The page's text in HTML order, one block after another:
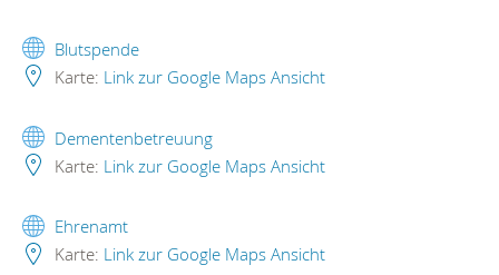
Blutspende
Karte: Link zur Google Maps Ansicht
Dementenbetreuung
Karte: Link zur Google Maps Ansicht
Ehrenamt
Karte: Link zur Google Maps Ansicht